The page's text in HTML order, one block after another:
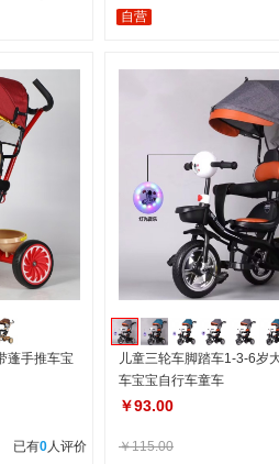
自营
蓬手推车宝
已有0人评价
儿童三轮车脚踏车1-3-6岁
车宝宝自行车童车
￥93.00
￥115.00